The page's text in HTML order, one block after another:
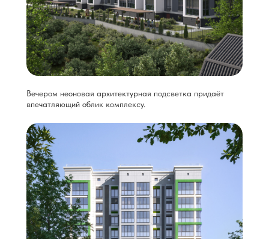
Вечером неоновая архитектурная подсветка придаёт
впечатляющий облик комплексу.